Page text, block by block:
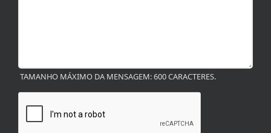
TAMANHO MÁXIMO DA MENSAGEM: 600 CARACTERES.